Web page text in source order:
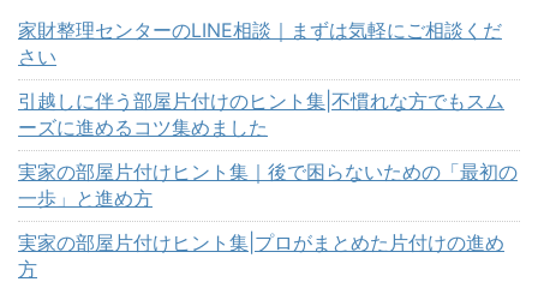
家財整理センターのLINE相談｜まずは気軽にご相談くだ
さい
引越しに伴う部屋片付けのヒント集|不慣れな方でもスム
ーズに進めるコツ集めました
実家の部屋片付けヒント集｜後で困らないための「最初の
一歩」と進め方
実家の部屋片付けヒント集|プロがまとめた片付けの進め
方